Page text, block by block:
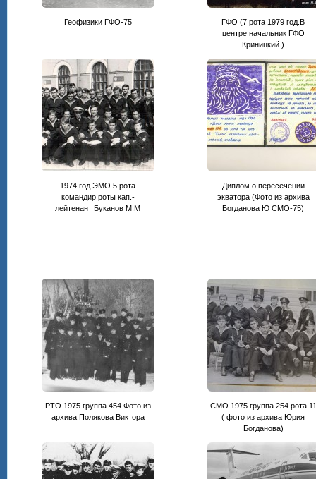
Геофизики ГФО-75
ГФО (7 рота 1979 год.В
центре начальник ГФО
Криницкий )
1974 год ЭМО 5 рота
командир роты кап.-
лейтенант Буканов М.М
Диплом о пересечении
экватора (Фото из архива
Богданова Ю СМО-75)
РТО 1975 группа 454 Фото из
архива Полякова Виктора
СМО 1975 группа 254 рота 11
( фото из архива Юрия
Богданова)